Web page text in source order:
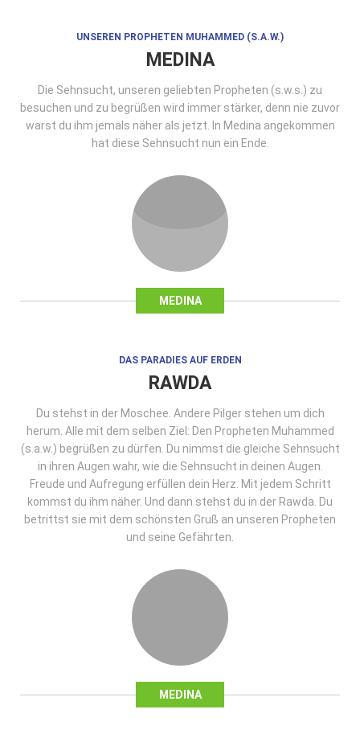
MEDINA
UNSEREN PROPHETEN MUHAMMED (S.A.W.)
MEDINA
Die Sehnsucht, unseren geliebten Propheten (s.w.s.) zu
besuchen und zu begrüßen wird immer stärker, denn nie zuvor
warst du ihm jemals näher als jetzt. In Medina angekommen
hat diese Sehnsucht nun ein Ende.
MEDINA
DAS PARADIES AUF ERDEN
RAWDA
Du stehst in der Moschee. Andere Pilger stehen um dich
herum. Alle mit dem selben Ziel: Den Propheten Muhammed
(s.a.w.) begrüßen zu dürfen. Du nimmst die gleiche Sehnsucht
in ihren Augen wahr, wie die Sehnsucht in deinen Augen.
Freude und Aufregung erfüllen dein Herz. Mit jedem Schritt
kommst du ihm näher. Und dann stehst du in der Rawda. Du
betrittst sie mit dem schönsten Gruß an unseren Propheten
und seine Gefährten.